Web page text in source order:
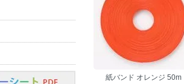
紙バンド オレンジ 50m